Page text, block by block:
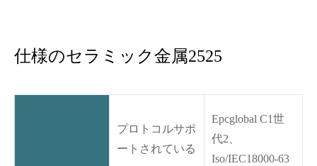
仕様のセラミック金属2525
プロトコルサポ
ートされている
Epcglobal C1世
代2、
Iso/IEC18000-63